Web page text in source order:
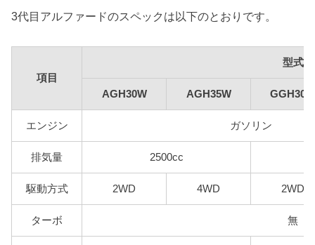
3代目アルファードのスペックは以下のとおりです。
項目
型式
AGH30W AGH35W
エンジン ガソリン
排気量 2500cc
駆動方式 2WD 4WD 2WD
ターボ 無